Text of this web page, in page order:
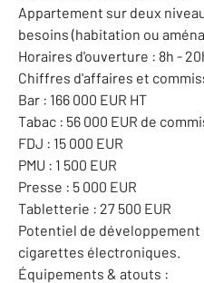
Appartement sur deux
besoins (habitation ou
Horaires d'ouverture : 8h -
Chiffres d'affaires et
Bar : 166 000 EUR HT
Tabac : 56 000 EUR de
FDJ : 15 000 EUR
PMU : 1 500 EUR
Presse : 5 000 EUR
Tabletterie : 27 500 EUR
Potentiel de développement
cigarettes électroniques.
Équipements & atouts :